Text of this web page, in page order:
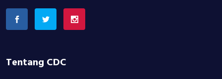
Tentang CDC